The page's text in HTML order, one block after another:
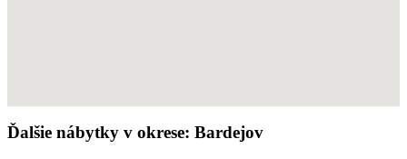
Ďalšie nábytky v okrese: Bardejov